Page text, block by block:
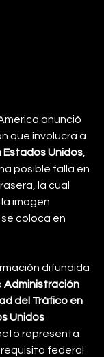
anunció
que involucra a
Estados Unidos
posible falla en
la cual
imagen
coloca en
difundida
Administración
del Tráfico en
Unidos
representa
federal